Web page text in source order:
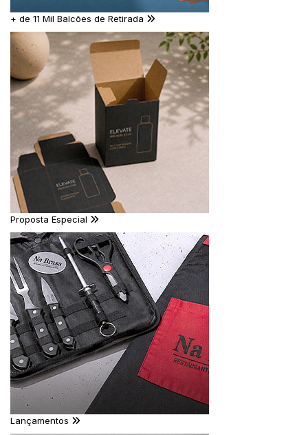
+ de 11 Mil Balcões de Retirada
Proposta Especial
Lançamentos